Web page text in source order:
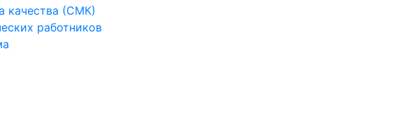
качества (СМК)
работников